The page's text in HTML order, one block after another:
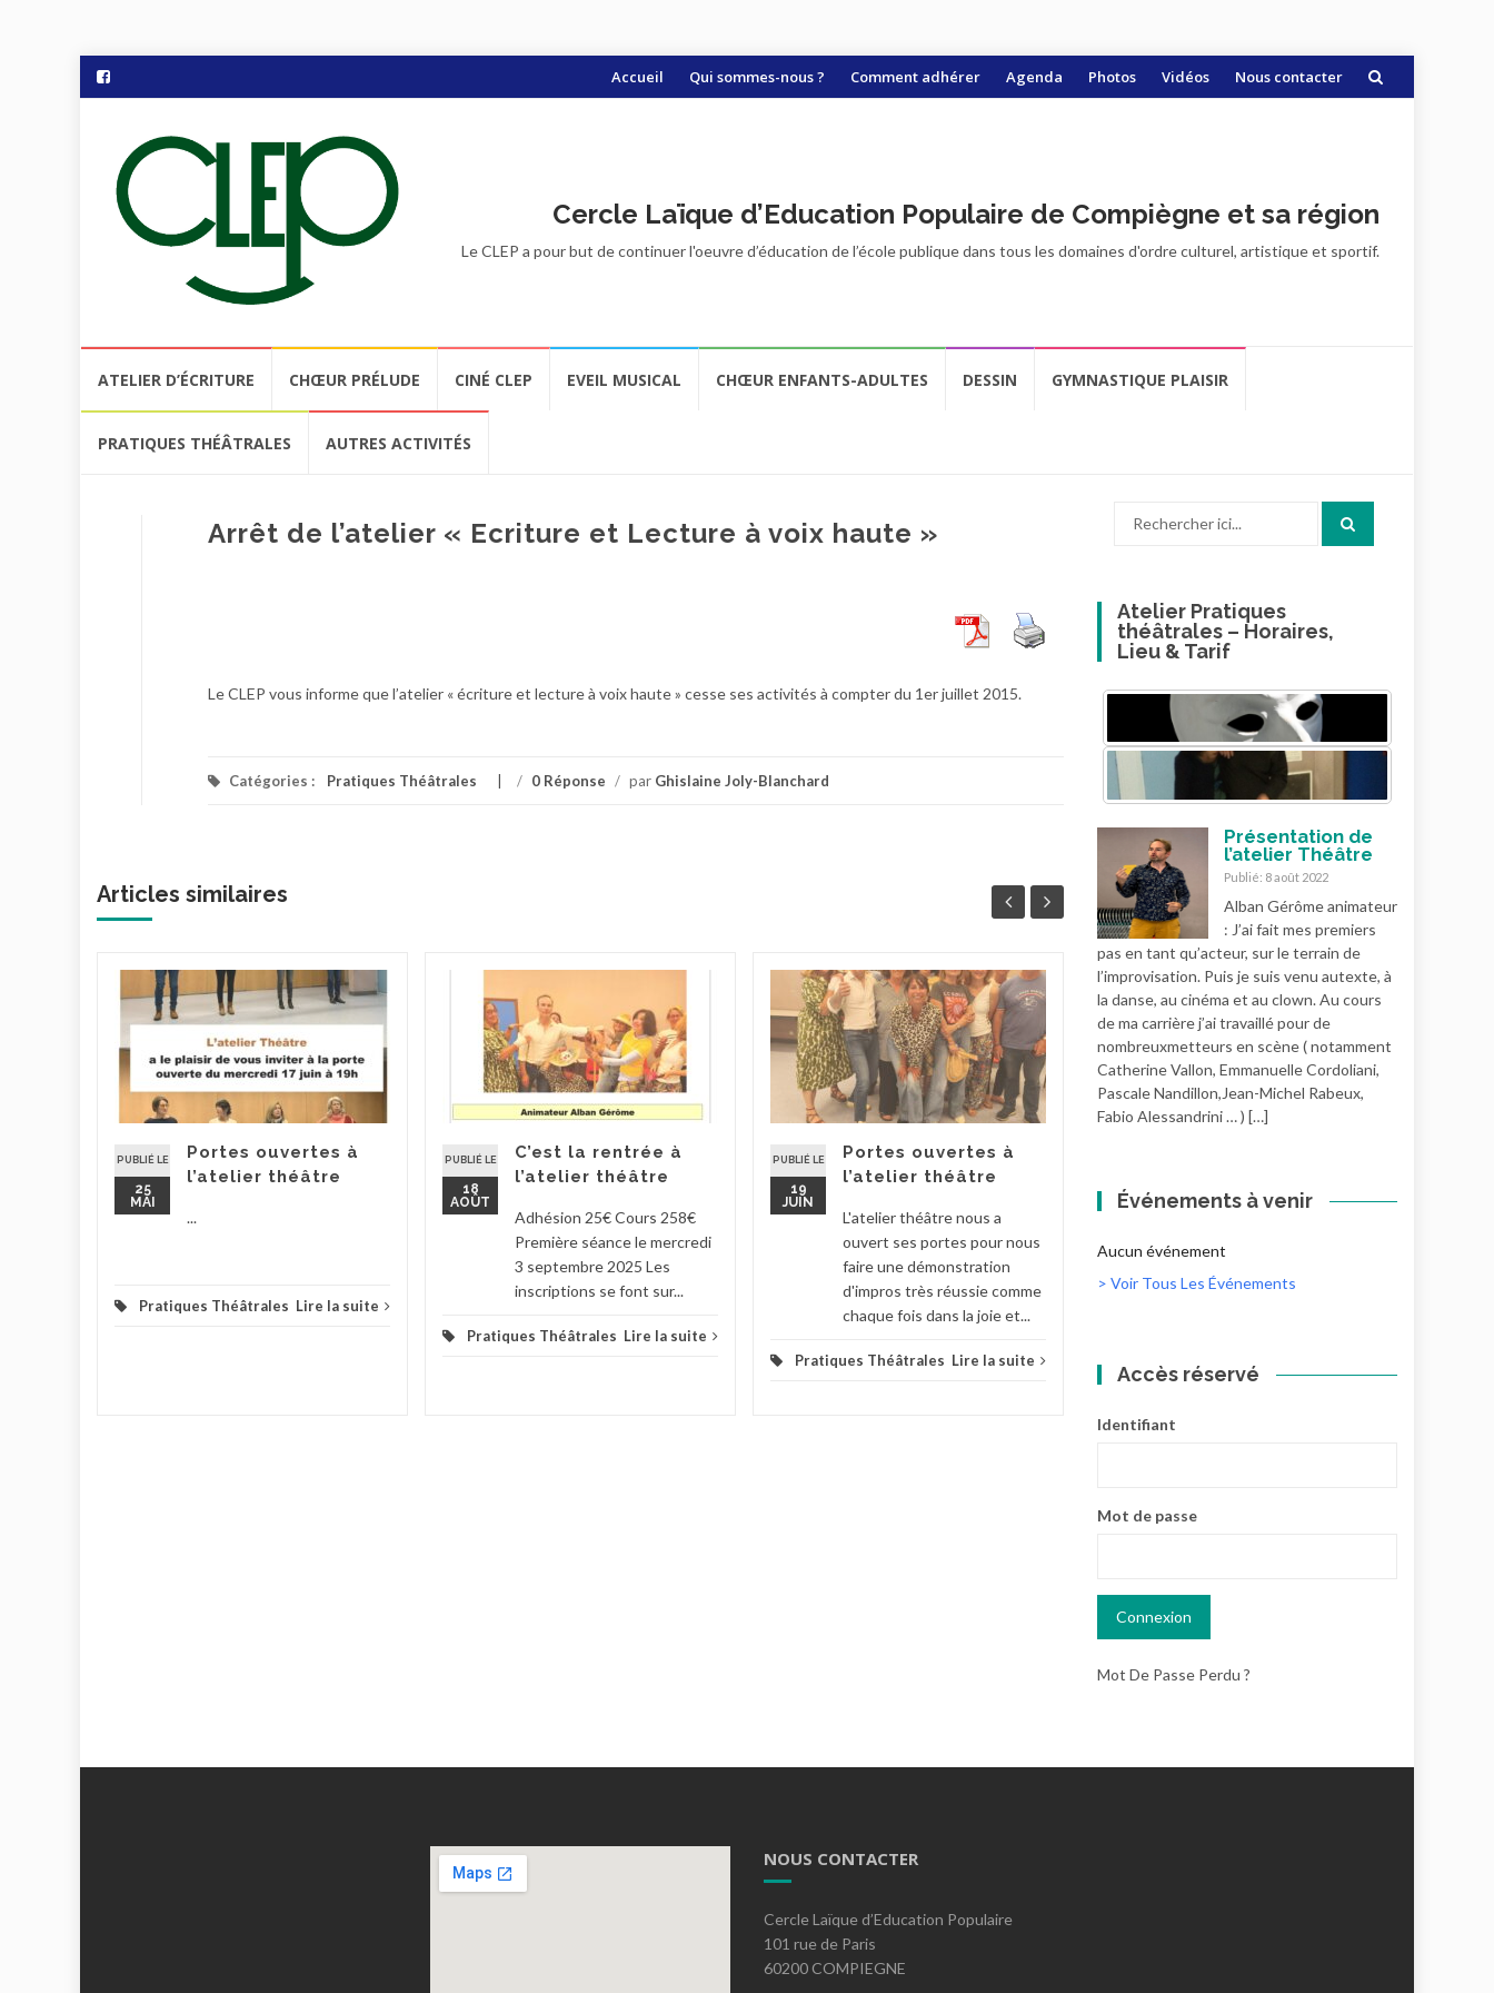
Aller
Accueil Qui sommes-nous ? Comment adhérer Agenda Photos Vidéos Nous contacter
Cercle Laïque d’Education Populaire de Compiègne et sa région
Le CLEP a pour but de continuer l'oeuvre d’éducation de l’école publique dans tous les domaines d'ordre culturel, artistique et sportif.
contenu
ATELIER D’ÉCRITURE CHŒUR PRÉLUDE CINÉ CLEP EVEIL MUSICAL CHŒUR ENFANTS-ADULTES DESSIN GYMNASTIQUE PLAISIR
PRATIQUES THÉÂTRALES AUTRES ACTIVITÉS
Arrêt de l’atelier « Ecriture et Lecture à voix haute »
Le CLEP vous informe que l’atelier « écriture et lecture à voix haute » cesse ses activités à compter du 1er juillet 2015.
Catégories : Pratiques Théâtrales / 0 Réponse / par Ghislaine Joly-Blanchard
Articles similaires
PUBLIÉ LE
25
MAI
Portes ouvertes à
l’atelier théâtre
...
Pratiques Théâtrales Lire la suite
PUBLIÉ LE
18
AOÛT
C’est la rentrée à
l’atelier théâtre
Adhésion 25€ Cours 258€
Première séance le mercredi
3 septembre 2025 Les
inscriptions se font sur...
Pratiques Théâtrales Lire la suite
PUBLIÉ LE
19
JUIN
Portes ouvertes à
l’atelier théâtre
L'atelier théâtre nous a
ouvert ses portes pour nous
faire une démonstration
d'impros très réussie comme
chaque fois dans la joie et...
Pratiques Théâtrales Lire la suite
PUBLIÉ LE
AOÛT
Rentrée à l’atelier
théâtre septembre
2025
Adhésion 25€ Cours...
Atelier Pratiques
théâtrales – Horaires,
Lieu & Tarif
Présentation de
l’atelier Théâtre
Publié: 8 août 2022
Alban Gérôme animateur
: J’ai fait mes premiers
pas en tant qu’acteur, sur le terrain de
l’improvisation. Puis je suis venu autexte, à
la danse, au cinéma et au clown. Au cours
de ma carrière j’ai travaillé pour de
nombreuxmetteurs en scène ( notamment
Catherine Vallon, Emmanuelle Cordoliani,
Pascale Nandillon,Jean-Michel Rabeux,
Fabio Alessandrini … ) […]
Événements à venir
Aucun événement
> Voir Tous Les Événements
Accès réservé
Identifiant
Mot de passe
Mot De Passe Perdu ?
NOUS CONTACTER
Cercle Laïque d’Education Populaire
101 rue de Paris
60200 COMPIEGNE